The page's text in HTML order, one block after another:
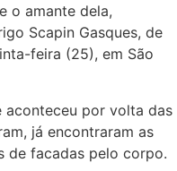
o amante dela,
Scapin Gasques, de
feira (25), em São
aconteceu por volta das
já encontraram as
de facadas pelo corpo.